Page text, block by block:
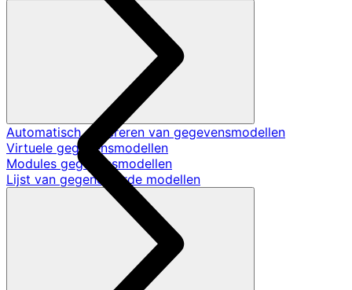
Automatisch genereren van gegevensmodellen
Virtuele gegevensmodellen
Modules gegevensmodellen
Lijst van gegenereerde modellen